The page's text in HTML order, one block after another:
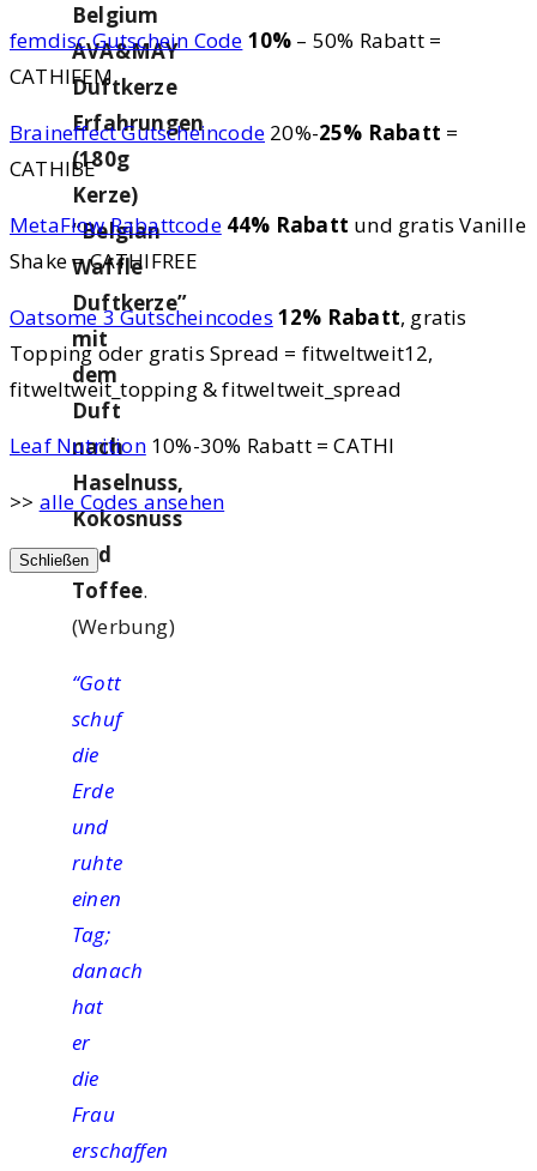
Belgium
AVA&MAY
Duftkerze
Erfahrungen
(180g
Kerze)
“Belgian
Waffle
Duftkerze”
mit
dem
Duft
nach
Haselnuss,
Kokosnuss
und
Toffee.
(Werbung)
“Gott
schuf
die
Erde
und
ruhte
einen
Tag;
danach
hat
er
die
Frau
erschaffen
femdisc Gutschein Code 10% – 50% Rabatt =
CATHIFEM
Braineffect Gutscheincode 20%-25% Rabatt =
CATHIBE
MetaFlow Rabattcode 44% Rabatt und gratis Vanille
Shake = CATHIFREE
Oatsome 3 Gutscheincodes 12% Rabatt, gratis
Topping oder gratis Spread = fitweltweit12,
fitweltweit_topping & fitweltweit_spread
Leaf Nutrition10%-30% Rabatt = CATHI
>> alle Codes ansehen
Schließen